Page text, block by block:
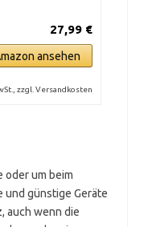
27,99 €
ansehen
zzgl. Versandkosten
um beim
und günstige Geräte
auch wenn die